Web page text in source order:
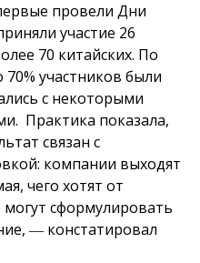
провели Дни
участие 26
70 китайских. По
участников были
с некоторыми
Практика показала,
связан с
компании выходят
чего хотят от
сформулировать
― констатировал